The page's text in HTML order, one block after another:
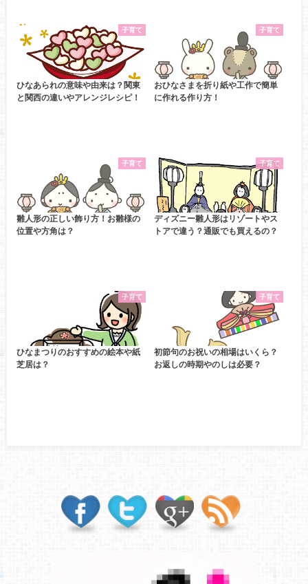
子育て
ひなあられの意味や由来は？関東
と関西の違いやアレンジレシピ！
子育て
おひなさまを折り紙や工作で簡単
に作れる作り方！
子育て
雛人形の正しい飾り方！お雛様の
位置や方角は？
子育て
ディズニー雛人形はリゾートやス
トアで違う？通販でも買えるの？
子育て
ひなまつりのおすすめの絵本や紙
芝居は？
子育て
初節句のお祝いの相場はいくら？
お返しの時期やのしは必要？